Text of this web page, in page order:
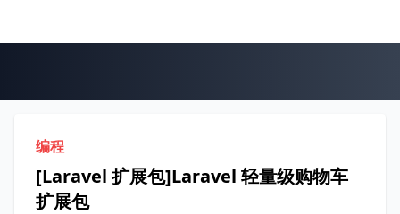
编程
[Laravel 扩展包]Laravel 轻量级购物车
扩展包